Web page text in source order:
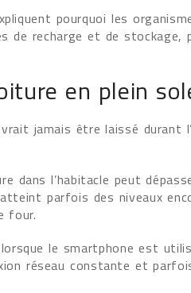
pourquoi les
de recharge et de
en plein
jamais être laissé durant
dans l’habitacle peut
parfois des niveaux
four.
le smartphone est
réseau constante et